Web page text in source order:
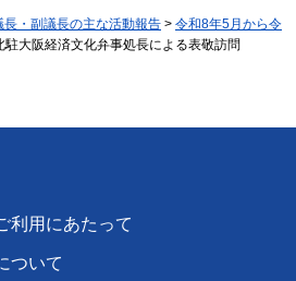
長・副議長の主な活動報告 > 令和8年5月から令
駐大阪経済文化弁事処長による表敬訪問
利用にあたって
ついて